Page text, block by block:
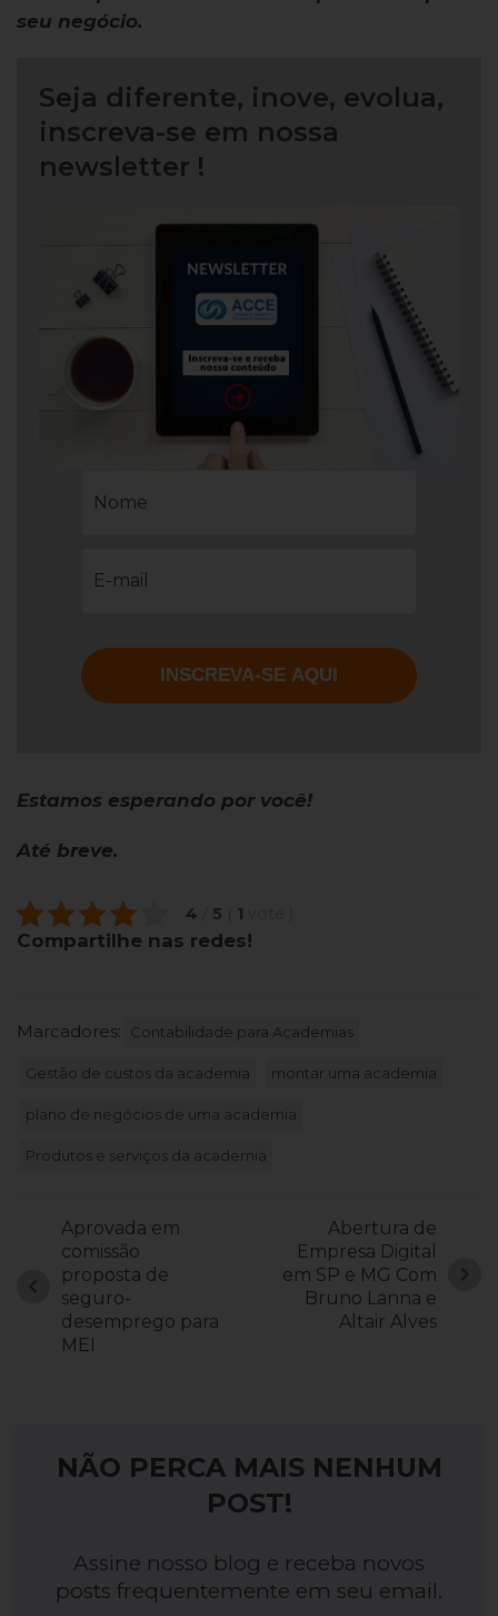
seu negócio.
Seja diferente, inove, evolua,
inscreva-se em nossa
newsletter !
Estamos esperando por você!
Até breve.
4 5 1
Compartilhe nas redes!
Marcadores: Contabilidade para Academias
Gestão de custos da academia montar uma academia
plano de negócios de uma academia
Produtos e serviços da academia
Aprovada em
comissão
proposta de
seguro-
desemprego para
MEI
chevron_left
Abertura de
Empresa Digital
em SP e MG Com
Bruno Lanna e
Altair Alves
chevron_right
NÃO PERCA MAIS NENHUM
POST!
Assine nosso blog e receba novos
posts frequentemente em seu email.